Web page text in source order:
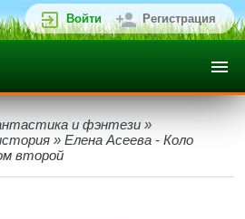
Войти Регистрация
и фэнтези »
» Елена Асеева - Коло
второй